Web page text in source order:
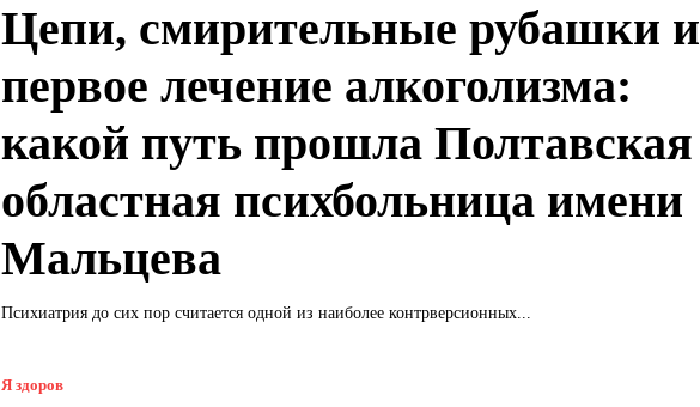
Цепи, смирительные рубашки и
первое лечение алкоголизма:
какой путь прошла Полтавская
областная психбольница имени
Мальцева
Психиатрия до сих пор считается одной из наиболее контрверсионных...
Я здоров